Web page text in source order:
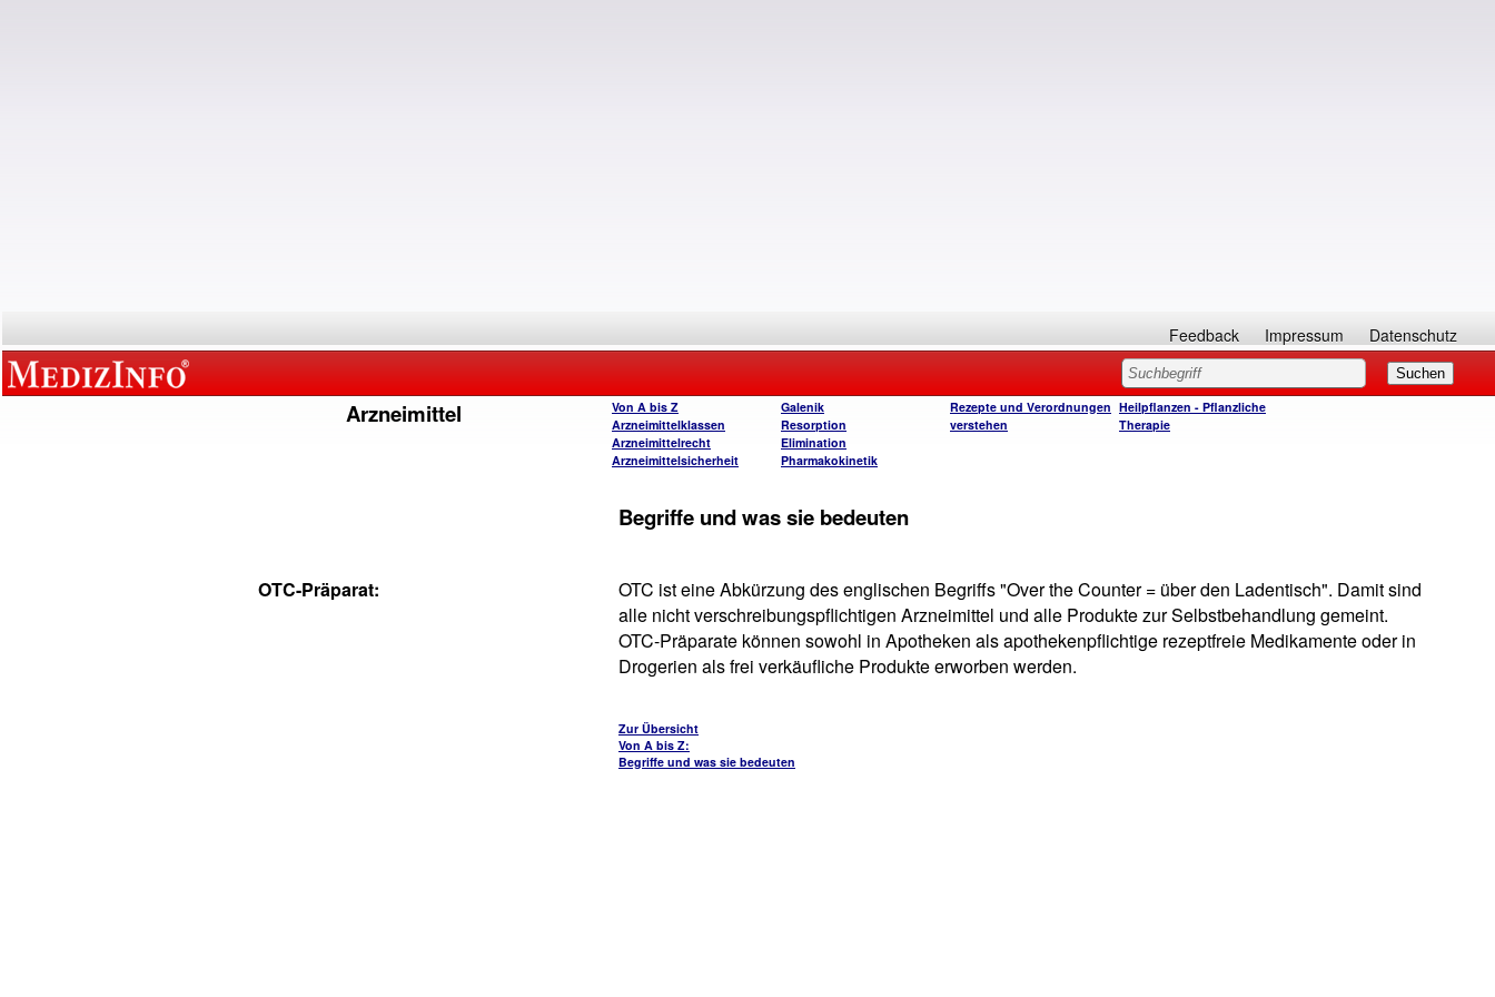
Feedback Impressum Datenschutz
Arzneimittel
Von A bis Z
Arzneimittelklassen
Arzneimittelrecht
Arzneimittelsicherheit
Galenik
Resorption
Elimination
Pharmakokinetik
Rezepte und Verordnungen
verstehen
Heilpflanzen - Pflanzliche
Therapie
Begriffe und was sie bedeuten
OTC-Präparat:
OTC ist eine Abkürzung des englischen Begriffs "Over the Counter = über den Ladentisch". Damit sind
alle nicht verschreibungspflichtigen Arzneimittel und alle Produkte zur Selbstbehandlung gemeint.
OTC-Präparate können sowohl in Apotheken als apothekenpflichtige rezeptfreie Medikamente oder in
Drogerien als frei verkäufliche Produkte erworben werden.
Zur Übersicht
Von A bis Z:
Begriffe und was sie bedeuten